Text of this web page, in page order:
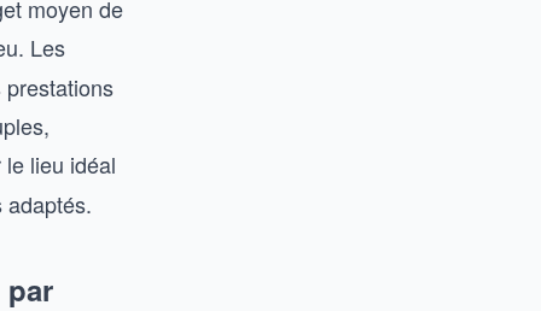
moyen de
Les
lieu idéal
adaptés.
par